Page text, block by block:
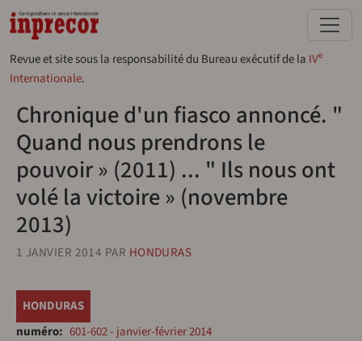
Aller au contenu principal
Revue et site sous la responsabilité du Bureau exécutif de la IVe
Internationale.
Chronique d'un fiasco annoncé. "
Quand nous prendrons le
pouvoir » (2011) ... " Ils nous ont
volé la victoire » (novembre
2013)
1 JANVIER 2014 PAR HONDURAS
HONDURAS
numéro
601-602 - janvier-février 2014